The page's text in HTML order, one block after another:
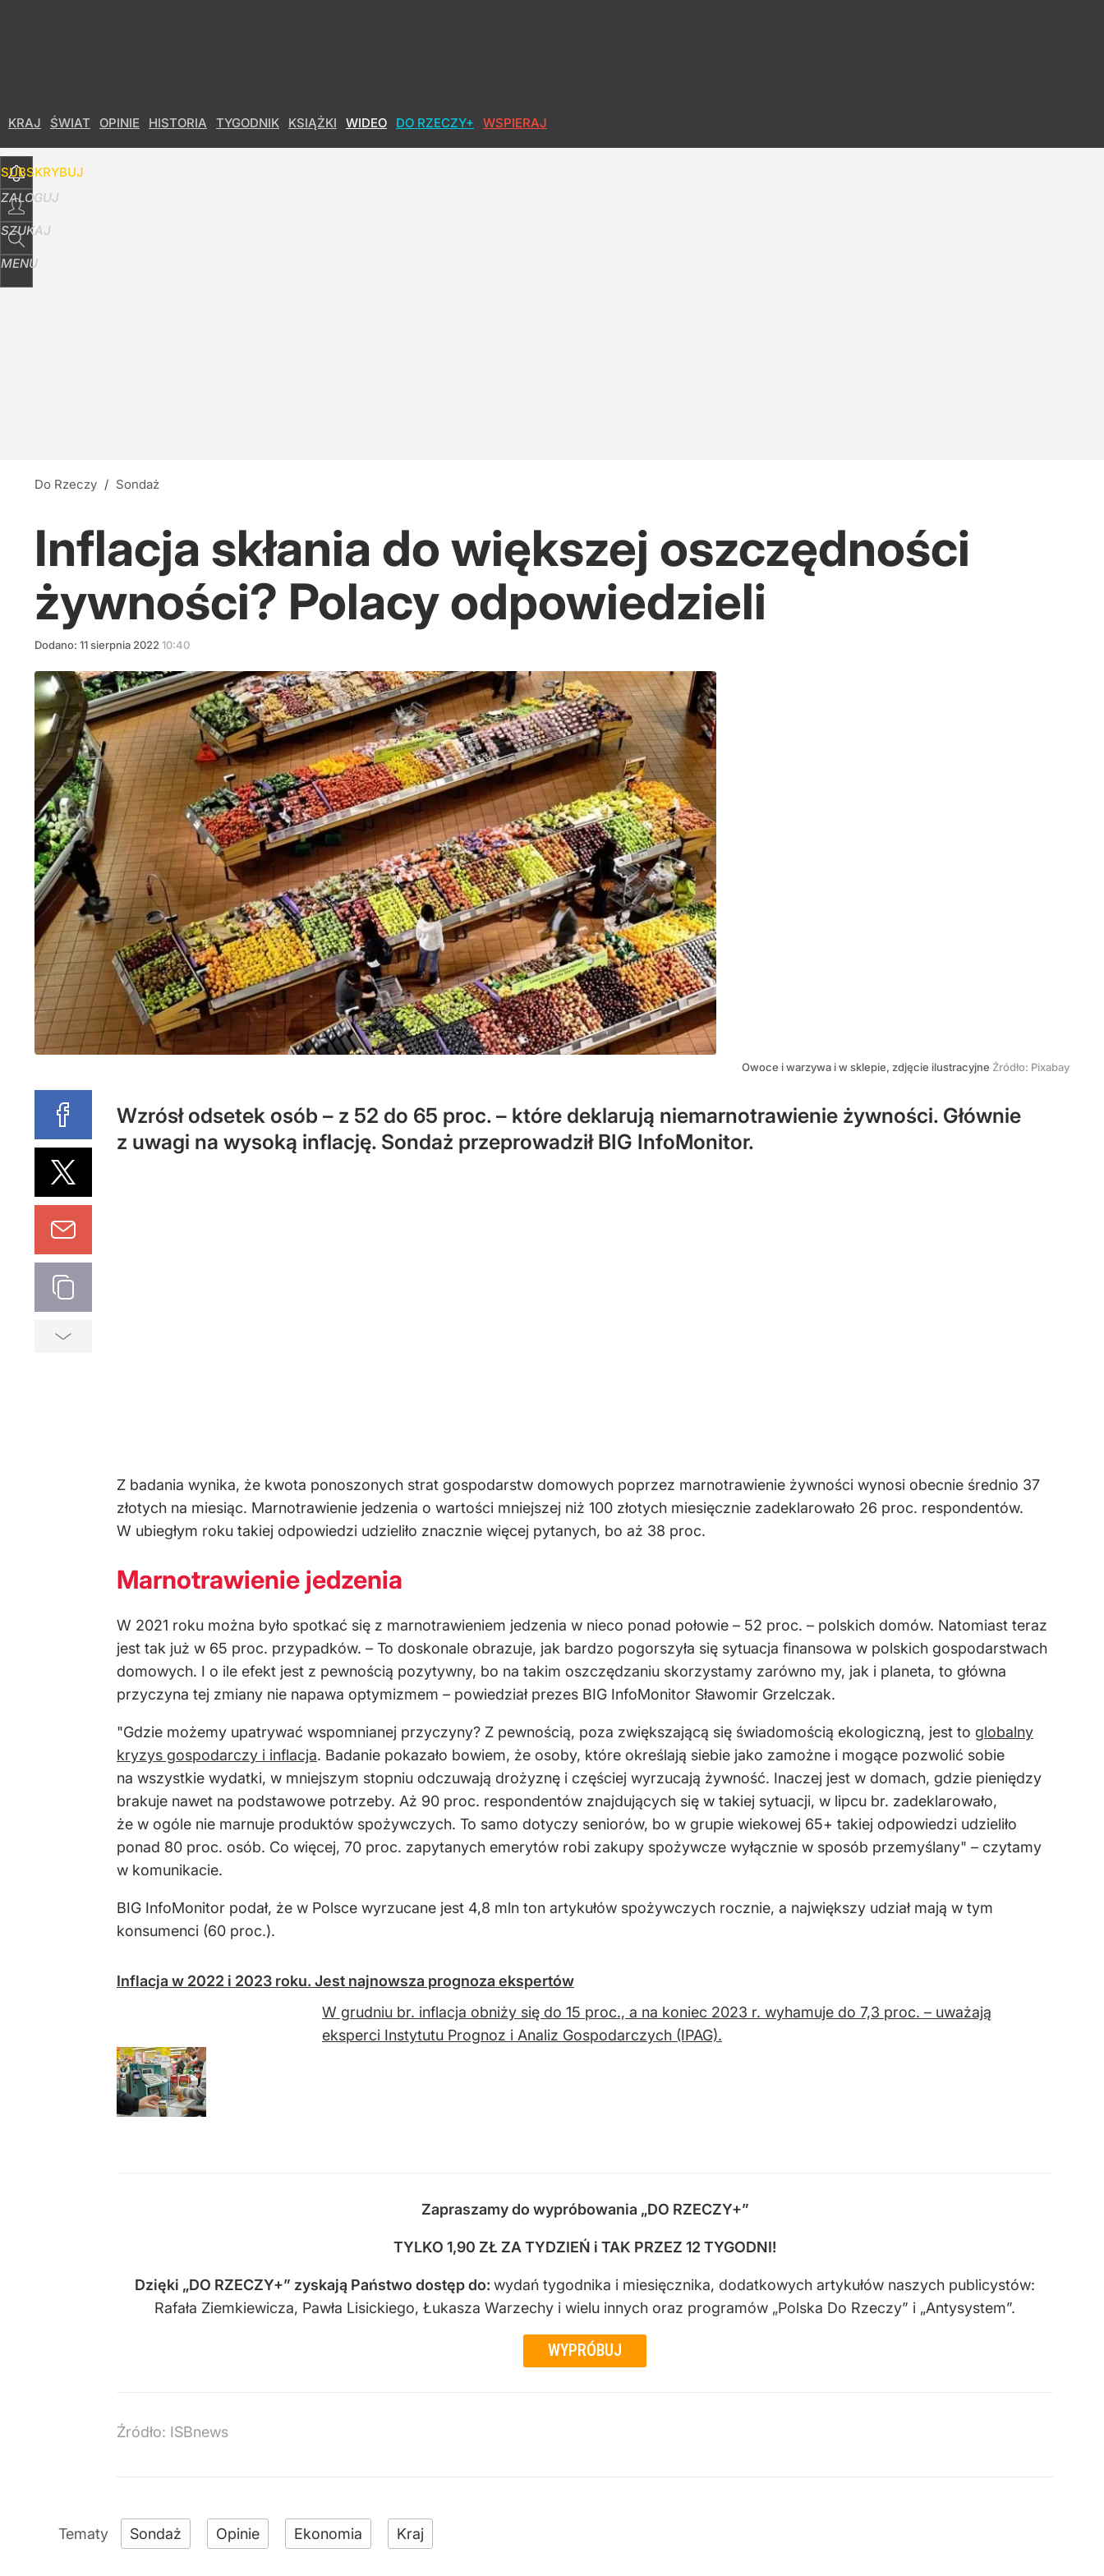
KRAJ ŚWIAT OPINIE HISTORIA TYGODNIK KSIĄŻKI WIDEO DO RZECZY+ WSPIERAJ
SUBSKRYBUJ
ZALOGUJ
SZUKAJ
MENU
Do Rzeczy / Sondaż
Inflacja skłania do większej oszczędności
żywności? Polacy odpowiedzieli
Dodano: 11sierpnia 2022 10:40
Owoce i warzywa i w sklepie, zdjęcie ilustracyjne Źródło: Pixabay
Wzrósł odsetek osób – z 52 do 65 proc. – które deklarują niemarnotrawienie żywności. Głównie
z uwagi na wysoką inflację. Sondaż przeprowadził BIG InfoMonitor.
Z badania wynika, że kwota ponoszonych strat gospodarstw domowych poprzez marnotrawienie żywności wynosi obecnie średnio 37
złotych na miesiąc. Marnotrawienie jedzenia o wartości mniejszej niż 100 złotych miesięcznie zadeklarowało 26 proc. respondentów.
W ubiegłym roku takiej odpowiedzi udzieliło znacznie więcej pytanych, bo aż 38 proc.
Marnotrawienie jedzenia
W 2021 roku można było spotkać się z marnotrawieniem jedzenia w nieco ponad połowie – 52 proc. – polskich domów. Natomiast teraz
jest tak już w 65 proc. przypadków. – To doskonale obrazuje, jak bardzo pogorszyła się sytuacja finansowa w polskich gospodarstwach
domowych. I o ile efekt jest z pewnością pozytywny, bo na takim oszczędzaniu skorzystamy zarówno my, jak i planeta, to główna
przyczyna tej zmiany nie napawa optymizmem – powiedział prezes BIG InfoMonitor Sławomir Grzelczak.
"Gdzie możemy upatrywać wspomnianej przyczyny? Z pewnością, poza zwiększającą się świadomością ekologiczną, jest to globalny
kryzys gospodarczy i inflacja. Badanie pokazało bowiem, że osoby, które określają siebie jako zamożne i mogące pozwolić sobie
na wszystkie wydatki, w mniejszym stopniu odczuwają drożyznę i częściej wyrzucają żywność. Inaczej jest w domach, gdzie pieniędzy
brakuje nawet na podstawowe potrzeby. Aż 90 proc. respondentów znajdujących się w takiej sytuacji, w lipcu br. zadeklarowało,
że w ogóle nie marnuje produktów spożywczych. To samo dotyczy seniorów, bo w grupie wiekowej 65+ takiej odpowiedzi udzieliło
ponad 80 proc. osób. Co więcej, 70 proc. zapytanych emerytów robi zakupy spożywcze wyłącznie w sposób przemyślany" – czytamy
w komunikacie.
BIG InfoMonitor podał, że w Polsce wyrzucane jest 4,8 mln ton artykułów spożywczych rocznie, a największy udział mają w tym
konsumenci (60 proc.).
Inflacja w 2022 i 2023 roku. Jest najnowsza prognoza ekspertów
W grudniu br. inflacja obniży się do 15 proc., a na koniec 2023 r. wyhamuje do 7,3 proc. – uważają
eksperci Instytutu Prognoz i Analiz Gospodarczych (IPAG).
Zapraszamy do wypróbowania „DO RZECZY+”
TYLKO 1,90 ZŁ ZA TYDZIEŃ i TAK PRZEZ 12 TYGODNI!
Dzięki „DO RZECZY+” zyskają Państwo dostęp do: wydań tygodnika i miesięcznika, dodatkowych artykułów naszych publicystów:
Rafała Ziemkiewicza, Pawła Lisickiego, Łukasza Warzechy i wielu innych oraz programów „Polska Do Rzeczy” i „Antysystem”.
WYPRÓBUJ
Źródło: ISBnews
Sondaż Opinie Ekonomia Kraj